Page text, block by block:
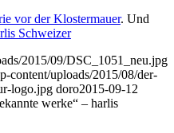
vor der Klostermauer. Und
Schweizer
2015/09/DSC_1051_neu.jpg
content/uploads/2015/08/der-
logo.jpg doro2015-09-12
werke“ – harlis